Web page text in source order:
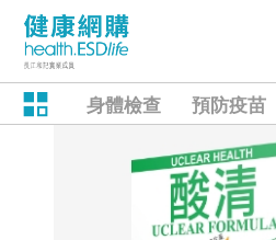
身體檢查 預防疫苗